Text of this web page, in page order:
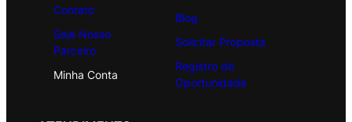
Contato
Seja Nosso
Parceiro
Minha Conta
Blog
Solicitar Proposta
Registro de
Oportunidade